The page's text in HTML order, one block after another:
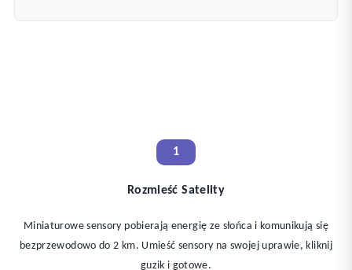
1
Rozmieść Satelity
Miniaturowe sensory pobierają energię ze słońca i komunikują się
bezprzewodowo do 2 km. Umieść sensory na swojej uprawie, kliknij
guzik i gotowe.